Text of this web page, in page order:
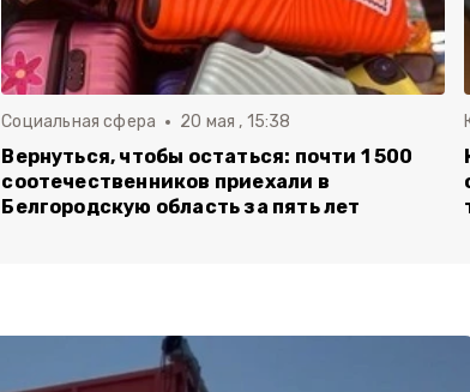
Социальная сфера 20 мая , 15:38
Вернуться, чтобы остаться: почти 1 500
соотечественников приехали в
Белгородскую область за пять лет